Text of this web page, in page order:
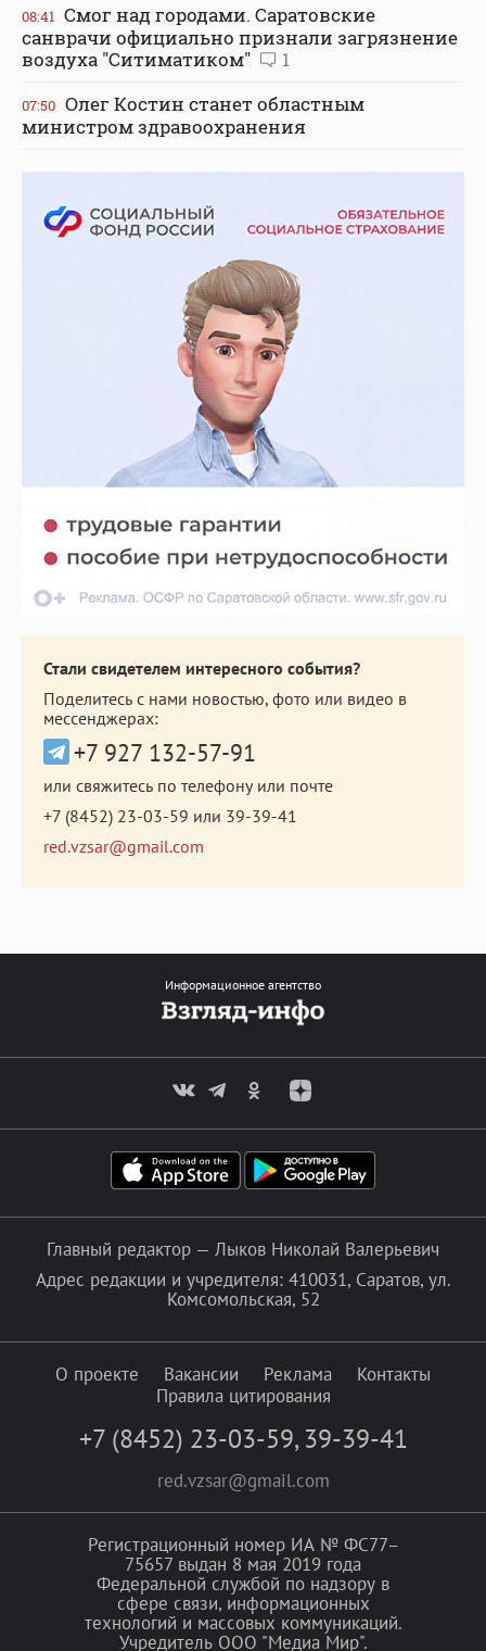
08:41 Смог над городами. Саратовские
санврачи официально признали загрязнение
воздуха "Ситиматиком"
1
07:50 Олег Костин станет областным
министром здравоохранения
Стали свидетелем интересного события?
Поделитесь с нами новостью, фото или видео в
мессенджерах:
+7 927 132-57-91
или свяжитесь по телефону или почте
+7 (8452) 23-03-59 или 39-39-41
red.vzsar@gmail.com
Информационное агентство
Главный редактор — Лыков Николай Валерьевич
Адрес редакции и учредителя: 410031, Саратов, ул.
Комсомольская, 52
О проекте Вакансии Реклама
Контакты
Правила цитирования
+7 (8452) 23-03-59, 39-39-41
red.vzsar@gmail.com
Регистрационный номер ИА № ФС77–
75657 выдан 8 мая 2019 года
Федеральной службой по надзору в
сфере связи, информационных
технологий и массовых коммуникаций.
Учредитель ООО "Медиа Мир".